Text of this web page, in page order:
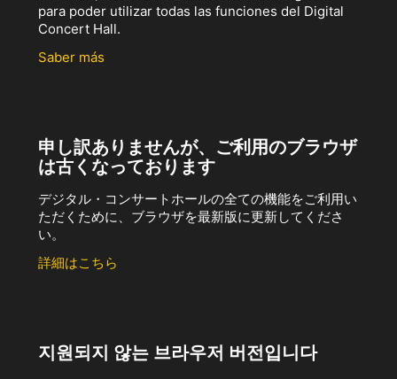
para poder utilizar todas las funciones del Digital
Concert Hall.
Saber más
申し訳ありませんが、ご利用のブラウザ
は古くなっております
デジタル・コンサートホールの全ての機能をご利用い
ただくために、ブラウザを最新版に更新してくださ
い。
詳細はこちら
지원되지 않는 브라우저 버전입니다